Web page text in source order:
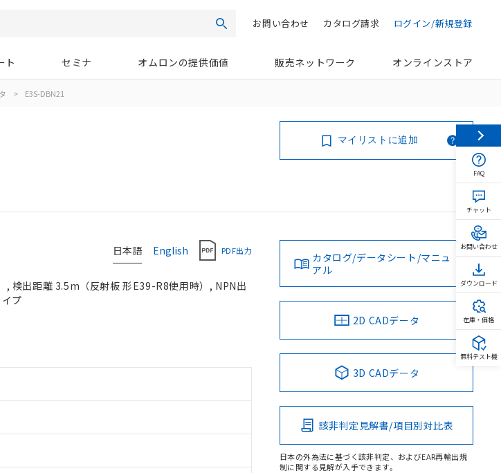
検索 ログイン/新規登録
カタログ請求
お問い合わせ
ト セミナ オムロンの提供価値 販売ネットワーク オンラインストア
> E3S-DBN21
マイリストに追加
日本語 English PDF出力
, 検出距離 3.5m（反射板 形E39-R8使用時）, NPN出
プ
カタログ/データシート/マニュ
アル
2D CADデータ
3D CADデータ
該非判定見解書/項目別対比表
日本の外為法に基づく該非判定、およびEAR再輸出規
制に関する見解が入手できます。
FAQ
チャット
お問い合わせ
ダウンロード
在庫・価格
無料テスト機